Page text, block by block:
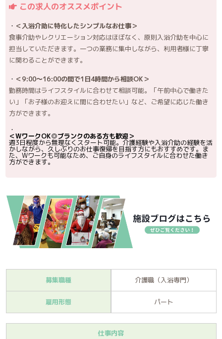
この求人のオススメポイント
＜入浴介助に特化したシンプルなお仕事＞
食事介助やレクリエーション対応はほぼなく、原則入浴介助を中心に
担当していただきます。一つの業務に集中しながら、利用者様に丁寧
に関わることができます。
＜9:00～16:00の間で1日4時間から相談OK＞
勤務時間はライフスタイルに合わせて相談可能。「午前中心で働きた
い」「お子様のお迎えに間に合わせたい」など、ご希望に応じた働き
方ができます。
＜WワークOK◎ブランクのある方も歓迎＞
週3日程度から無理なくスタート可能。介護経験や入浴介助の経験を活
かしながら、久しぶりのお仕事復帰を目指す方にもおすすめです。ま
た、Wワークも可能なため、ご自身のライフスタイルに合わせた働き
方ができます。
募集職種 介護職（入浴専門）
雇用形態 パート
仕事内容